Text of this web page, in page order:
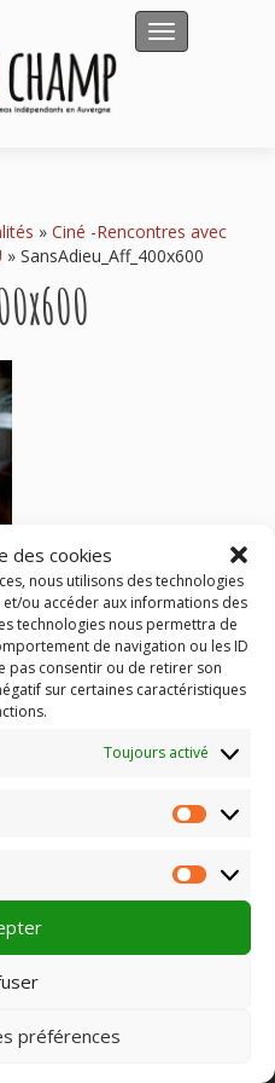
des cookies
nous utilisons des technologies
ou accéder aux informations des
technologies nous permettra de
de navigation ou les ID
pas consentir ou de retirer son
sur certaines caractéristiques
Toujours activé
préférences
Afficher/
» Ciné -Rencontres avec
» SansAdieu_Aff_400x600